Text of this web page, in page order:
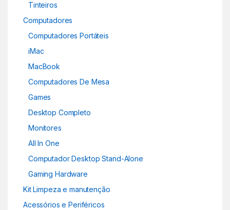
Tinteiros
Computadores
Computadores Portáteis
iMac
MacBook
Computadores De Mesa
Games
Desktop Completo
Monitores
All In One
Computador Desktop Stand-Alone
Gaming Hardware
Kit Limpeza e manutenção
Acessórios e Periféricos